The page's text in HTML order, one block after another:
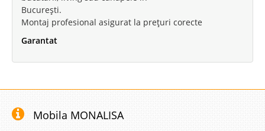
-9%
Canapele Extensibile de 3 locuri | Modena - EMO Canapelele Euromobila
București.
Montaj profesional asigurat la prețuri corecte
Garantat
Mobila MONALISA